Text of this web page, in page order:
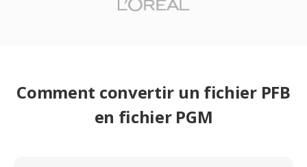
Comment convertir un fichier PFB
en fichier PGM